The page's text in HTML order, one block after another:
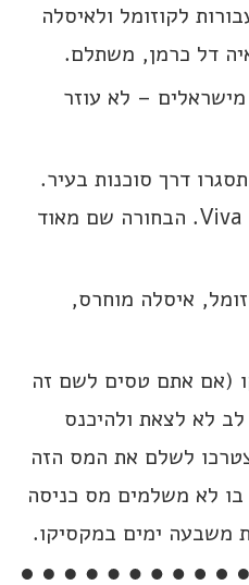
לקוזומל ולאיסלה
דל כרמן, משתלם.
– לא עוזר
דרך סוכנות בעיר.
אנחנו סגרנו עם Viva Go Deal. הבחורה שם מאוד
איסלה מוחרס,
(אם אתם טסים לשם זה
לא לצאת ולהיכנס
לשלם את המס הזה
בו לא משלמים מס כניסה
משבעה ימים במקסיקו.